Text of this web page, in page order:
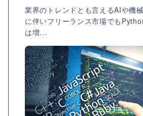
業界のトレンドとも言えるAIや機
に伴いフリーランス市場でも
は増...